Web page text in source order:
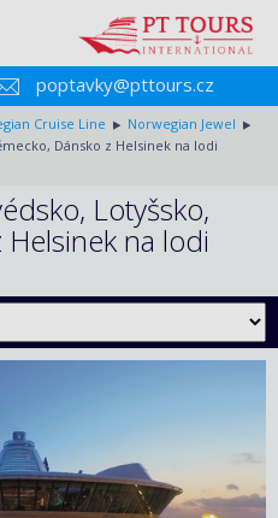
poptavky@pttours.cz
Cruise Line
Norwegian Jewel
Dánsko z Helsinek na lodi
Lotyšsko,
na lodi